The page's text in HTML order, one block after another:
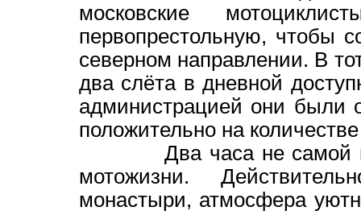
московские
первопрестольную, чтобы
северном направлении. В
два слёта в дневной
администрацией они были
положительно на
Два часа не самой
мотожизни.
монастыри, атмосфера